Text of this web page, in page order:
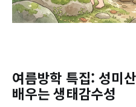
여름방학 특집: 성미
배우는 생태감수성